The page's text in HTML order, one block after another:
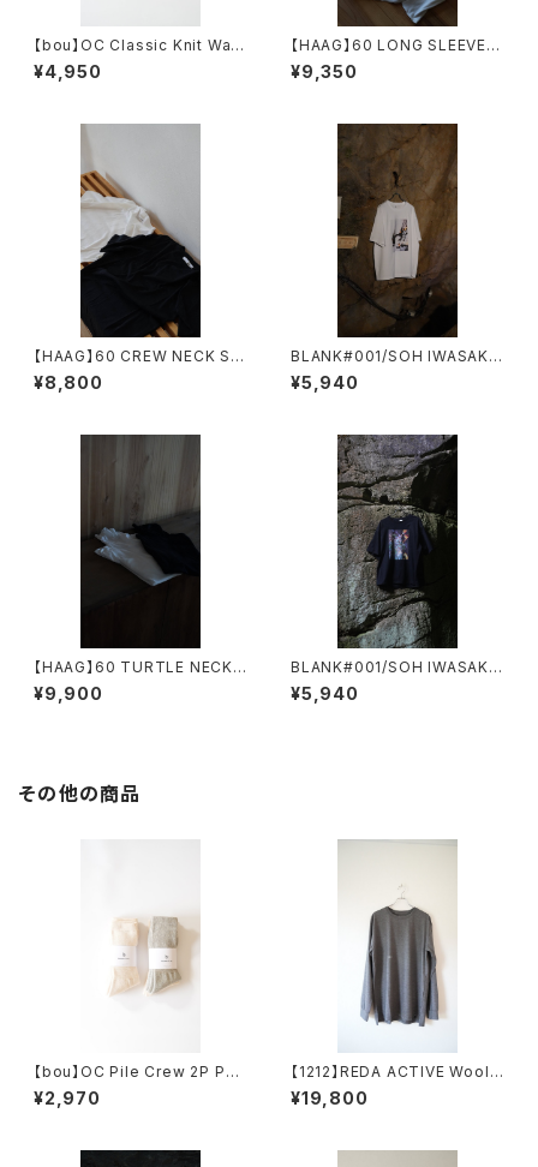
【bou】OC Classic Knit Watc
h
¥4,950
【HAAG】60 LONG SLEEVE S
HIRT
¥9,350
【HAAG】60 CREW NECK SHI
RT
¥8,800
BLANK#001/SOH IWASAKI
EROSION 02 岩肌
¥5,940
【HAAG】60 TURTLE NECK
SHIRT
¥9,900
BLANK#001/SOH IWASAKI
EROSION 01 苔
¥5,940
その他の商品
【bou】OC Pile Crew 2P Pac
k
¥2,970
【1212】REDA ACTIVE Wool L
ong-Sleeve Shirt
¥19,800